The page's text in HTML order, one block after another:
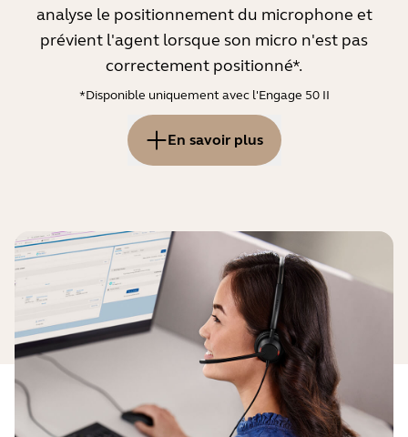
analyse le positionnement du microphone et
prévient l'agent lorsque son micro n'est pas
correctement positionné*.
*Disponible uniquement avec l'Engage 50 II
En savoir plus
placé directement devant la bouche, votre voix
pourra sembler déformée, voire être inaudible. Cette
situation sera d'autant plus vraie que vous vous
trouvez dans un environnement bruyant. Avec un
microphone mal positionné, le micro-casque aura du
mal à faire la différence entre votre voix et les bruits
ambiants.
Les micro-casques Engage sont conçus pour offrir de
bonnes performances dans la plupart des situations,